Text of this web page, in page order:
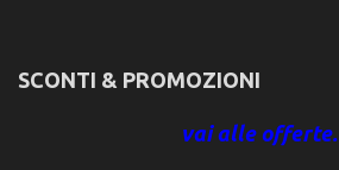
SCONTI & PROMOZIONI
vai alle